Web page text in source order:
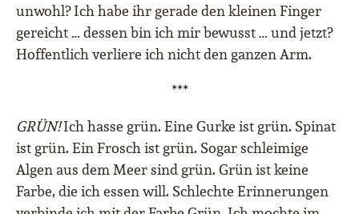
unwohl? Ich habe ihr gerade den kleinen Finger
gereicht … dessen bin ich mir bewusst … und jetzt?
Hoffentlich verliere ich nicht den ganzen Arm.
***
GRÜN!Ich hasse grün. Eine Gurke ist grün. Spinat
ist grün. Ein Frosch ist grün. Sogar schleimige
Algen aus dem Meer sind grün. Grün ist keine
Farbe, die ich essen will. Schlechte Erinnerungen